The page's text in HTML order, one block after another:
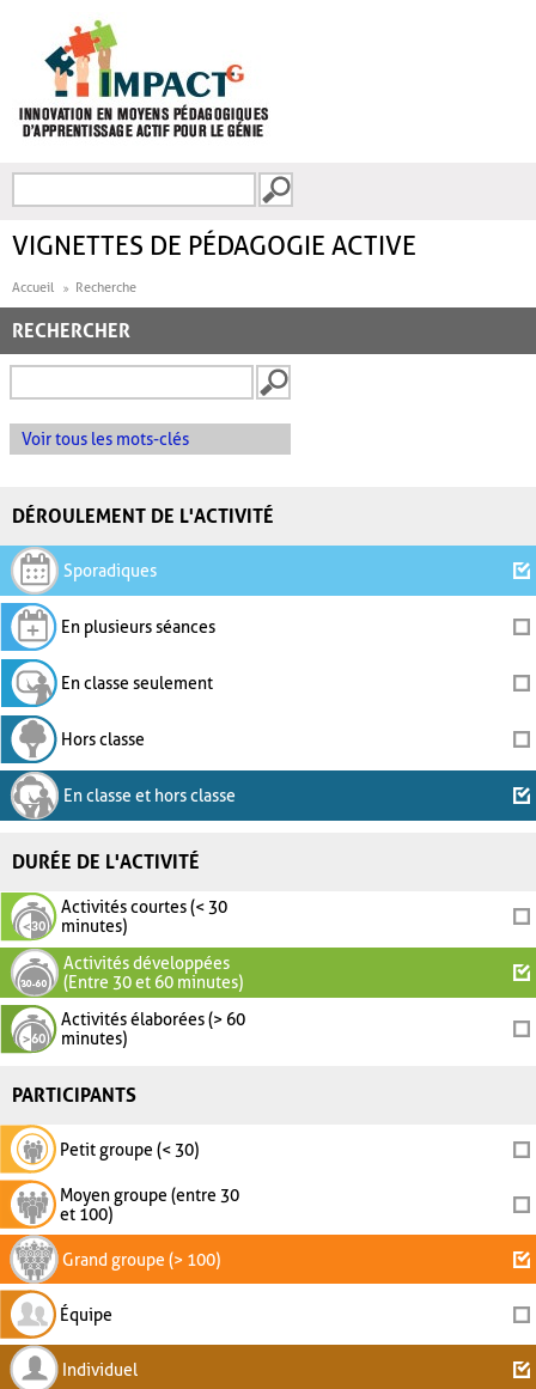
FORMULAIRE DE
VIGNETTES DE PÉDAGOGIE ACTIVE
Accueil Recherche
RECHERCHER
Voir tous les mots-clés
DÉROULEMENT DE L'ACTIVITÉ
Sporadiques
En plusieurs séances
En classe seulement
Hors classe
En classe et hors classe
DURÉE DE L'ACTIVITÉ
Activités courtes (< 30
minutes)
Activités développées
(Entre 30 et 60 minutes)
Activités élaborées (> 60
minutes)
PARTICIPANTS
Petit groupe (< 30)
Moyen groupe (entre 30
et 100)
Grand groupe (> 100)
Équipe
Individuel